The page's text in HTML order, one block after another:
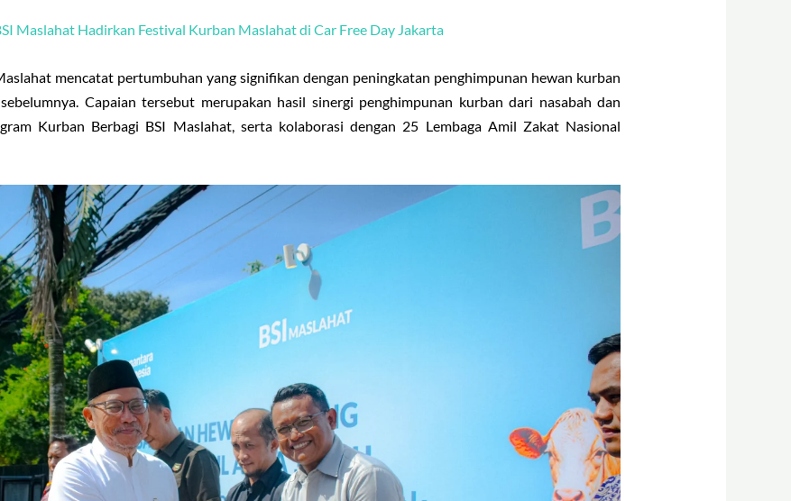
Maslahat Hadirkan Festival Kurban Maslahat di Car Free Day Jakarta
mencatat pertumbuhan yang signifikan dengan peningkatan penghimpunan hewan kurban
Capaian tersebut merupakan hasil sinergi penghimpunan kurban dari nasabah dan
Kurban Berbagi BSI Maslahat, serta kolaborasi dengan 25 Lembaga Amil Zakat Nasional